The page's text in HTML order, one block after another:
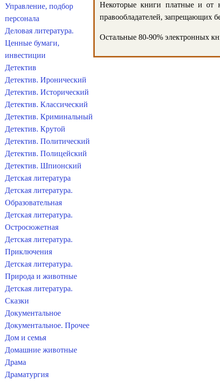
Некоторые книги платные и от
правообладателей, запрещающих
Остальные 80-90% электронных
Управление, подбор
персонала
Деловая литература.
Ценные бумаги,
инвестиции
Детектив
Детектив. Иронический
Детектив. Исторический
Детектив. Классический
Детектив. Криминальный
Детектив. Крутой
Детектив. Политический
Детектив. Полицейский
Детектив. Шпионский
Детская литература
Детская литература.
Образовательная
Детская литература.
Остросюжетная
Детская литература.
Приключения
Детская литература.
Природа и животные
Детская литература.
Сказки
Документальное
Документальное. Прочее
Дом и семья
Домашние животные
Драма
Драматургия